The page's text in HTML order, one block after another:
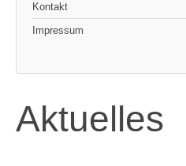
Kontakt
Impressum
Aktuelles